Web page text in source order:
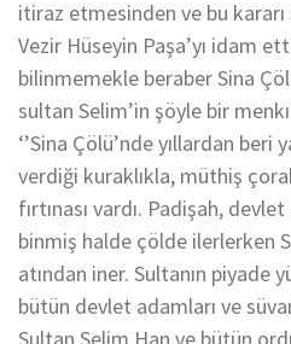
itiraz etmesinden ve bu kararı
Vezir Hüseyin Paşa’yı idam
bilinmemekle beraber Sina
sultan Selim’in şöyle bir
‘’Sina Çölü’nde yıllardan beri
verdiği kuraklıkla, müthiş
fırtınası vardı. Padişah,
binmiş halde çölde ilerlerken
atından iner. Sultanın piyade
bütün devlet adamları ve